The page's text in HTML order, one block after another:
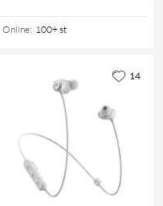
Online: 100+ st
14